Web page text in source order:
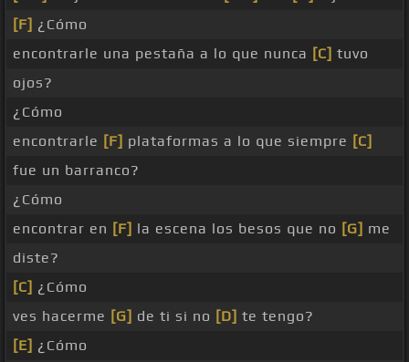
[F] ¿Cómo
encontrarle una pestaña a lo que nunca [C] tuvo
ojos?
¿Cómo
encontrarle [F] plataformas a lo que siempre [C]
fue un barranco?
¿Cómo
encontrar en [F] la escena los besos que no [G] me
diste?
[C] ¿Cómo
ves hacerme [G] de ti si no [D] te tengo?
[E] ¿Cómo